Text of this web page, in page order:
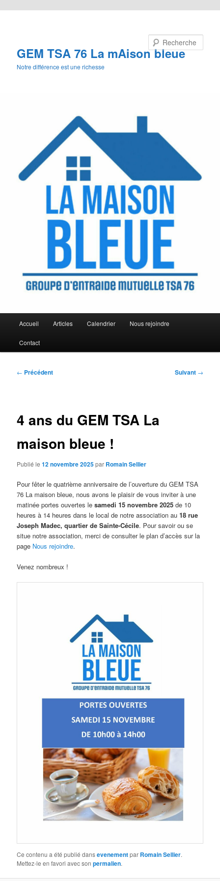
GEM TSA 76 La mAison bleue
Notre différence est une richesse
principal
Accueil Articles Calendrier Nous rejoindre
Contact
Navigation
← Précédent Suivant →
4 ans du GEM TSA La
maison bleue !
Publié le12 novembre 2025par Romain Sellier
Pour fêter le quatrième anniversaire de l’ouverture du GEM TSA
76 La maison bleue, nous avons le plaisir de vous inviter à une
matinée portes ouvertes lesamedi 15 novembre 2025 de 10
heures à 14 heures dans le local de notre association au18 rue
Joseph Madec, quartier de Sainte-Cécile. Pour savoir ou se
situe notre association, merci de consulter le plan d’accès sur la
page Nous rejoindre.
Venez nombreux !
Ce contenu a été publié dansevenementpar Romain Sellier.
Mettez-le en favori avec sonpermalien.